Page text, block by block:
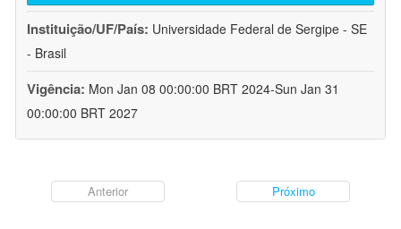
Instituição/UF/País: Universidade Federal de Sergipe - SE
- Brasil
Vigência: Mon Jan 08 00:00:00 BRT 2024-Sun Jan 31
00:00:00 BRT 2027
Anterior Próximo